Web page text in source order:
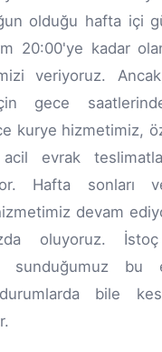
olduğu hafta içi
20:00'ye kadar
veriyoruz.
için gece
kurye hizmetimiz,
evrak
Hafta sonları
devam
oluyoruz.
sunduğumuz bu
bile